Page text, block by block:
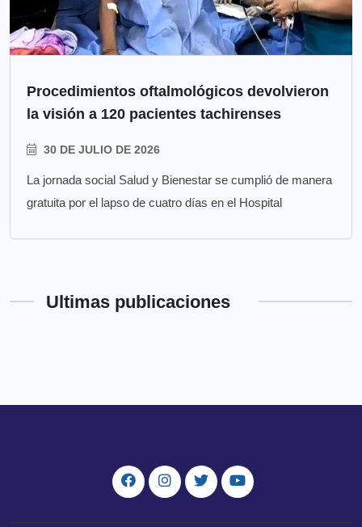
Procedimientos oftalmológicos devolvieron
la visión a 120 pacientes tachirenses
30 DE JULIO DE 2026
La jornada social Salud y Bienestar se cumplió de manera
gratuita por el lapso de cuatro días en el Hospital
Ultimas publicaciones